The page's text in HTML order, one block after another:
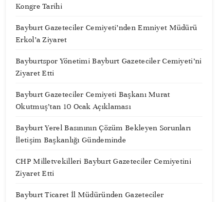
Kongre Tarihi
Bayburt Gazeteciler Cemiyeti’nden Emniyet Müdürü
Erkol’a Ziyaret
Bayburtspor Yönetimi Bayburt Gazeteciler Cemiyeti’ni
Ziyaret Etti
Bayburt Gazeteciler Cemiyeti Başkanı Murat
Okutmuş’tan 10 Ocak Açıklaması
Bayburt Yerel Basınının Çözüm Bekleyen Sorunları
İletişim Başkanlığı Gündeminde
CHP Milletvekilleri Bayburt Gazeteciler Cemiyetini
Ziyaret Etti
Bayburt Ticaret İl Müdüründen Gazeteciler